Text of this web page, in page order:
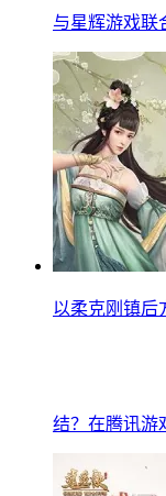
与星辉游戏联
以柔克刚镇后
结？在腾讯游